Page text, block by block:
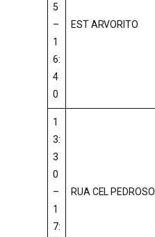
5
–
1
6:
4
0
EST ARVORITO
1
3:
3
0
–
1
7:
RUA CEL PEDROSO